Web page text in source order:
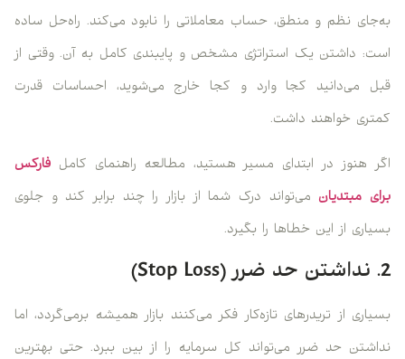
به‌جای نظم و منطق، حساب معاملاتی را نابود می‌کند. راه‌حل ساده
است: داشتن یک استراتژی مشخص و پایبندی کامل به آن. وقتی از
قبل می‌دانید کجا وارد و کجا خارج می‌شوید، احساسات قدرت
کمتری خواهند داشت.
اگر هنوز در ابتدای مسیر هستید، مطالعه‌ راهنمای کامل فارکس
برای مبتدیان می‌تواند درک شما از بازار را چند برابر کند و جلوی
بسیاری از این خطاها را بگیرد.
2. نداشتن حد ضرر (Stop Loss)
بسیاری از تریدرهای تازه‌کار فکر می‌کنند بازار همیشه برمی‌گردد، اما
نداشتن حد ضرر می‌تواند کل سرمایه را از بین ببرد. حتی بهترین